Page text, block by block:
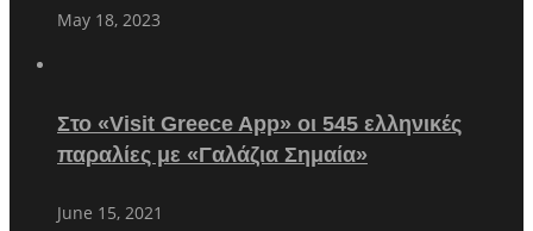
May 18, 2023
Στο «Visit Greece App» οι 545 ελληνικές
παραλίες με «Γαλάζια Σημαία»
June 15, 2021